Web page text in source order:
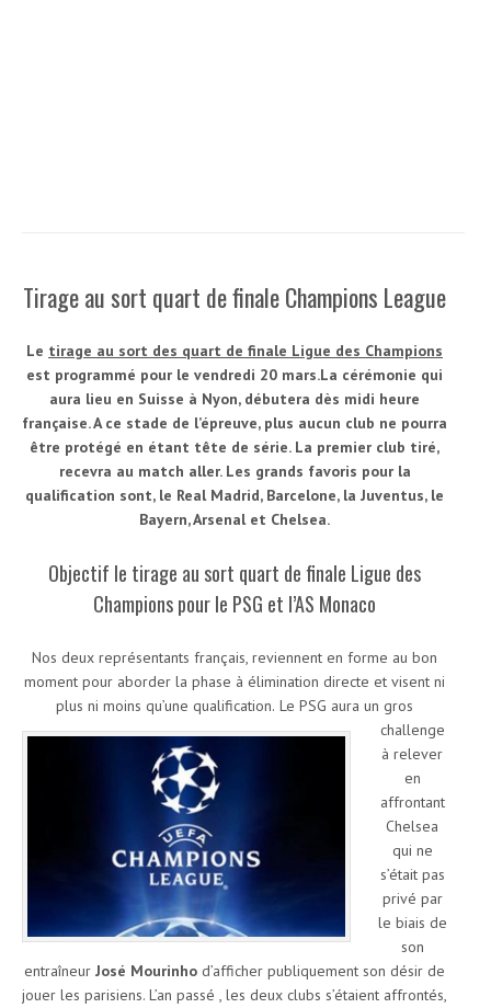
Tirage au sort quart de finale Champions League
Le tirage au sort des quart de finale Ligue des Champions
est programmé pour le vendredi 20 mars.La cérémonie qui
aura lieu en Suisse à Nyon, débutera dès midi heure
française. A ce stade de l’épreuve, plus aucun club ne pourra
être protégé en étant tête de série. La premier club tiré,
recevra au match aller. Les grands favoris pour la
qualification sont, le Real Madrid, Barcelone, la Juventus, le
Bayern, Arsenal et Chelsea.
Objectif le tirage au sort quart de finale Ligue des
Champions pour le PSG et l’AS Monaco
Nos deux représentants français, reviennent en forme au bon
moment pour aborder la phase à élimination directe et visent ni
plus ni moins qu’une qualification. Le PSG aura un gros
challenge
à relever
en
affrontant
Chelsea
qui ne
s’était pas
privé par
le biais de
son
entraîneur José Mourinho d’afficher publiquement son désir de
jouer les parisiens. L’an passé , les deux clubs s’étaient affrontés,